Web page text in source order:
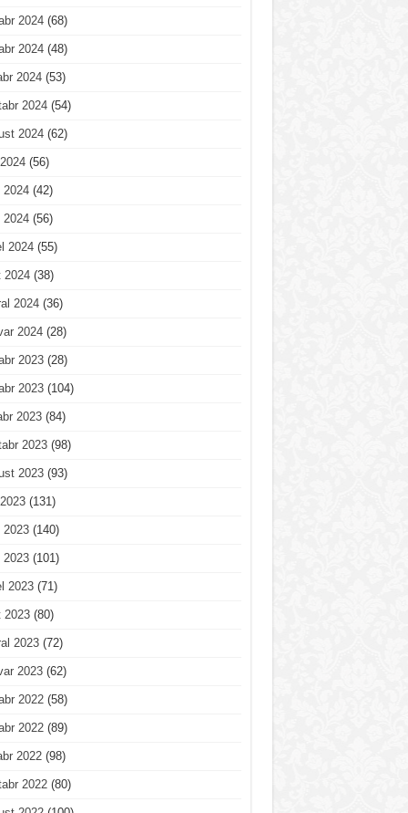
2024(68)
2024(48)
2024(53)
2024(54)
2024(62)
(56)
(42)
(56)
2024(55)
2024(38)
2024(36)
2024(28)
2023(28)
2023(104)
2023(84)
2023(98)
2023(93)
(131)
(140)
(101)
2023(71)
2023(80)
2023(72)
2023(62)
2022(58)
2022(89)
2022(98)
2022(80)